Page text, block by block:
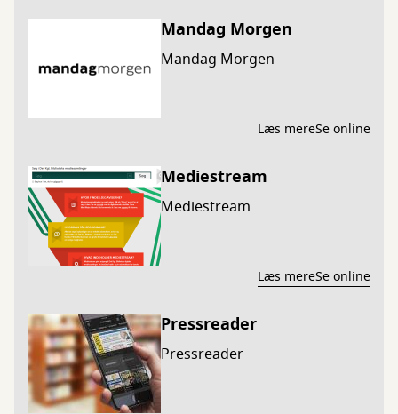
Mandag Morgen
Mandag Morgen
Læs mereSe online
Mediestream
Mediestream
Læs mereSe online
Pressreader
Pressreader